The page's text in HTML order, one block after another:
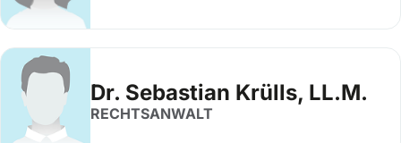
Dr. Sebastian Krülls, LL.M.
RECHTSANWALT